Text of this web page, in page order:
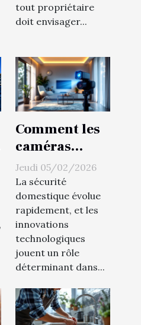
tout propriétaire
doit envisager...
Comment les
caméras
espion
peuvent
transformer
votre sécurité
domestique ?
Jeudi 05/02/2026
La sécurité
domestique évolue
rapidement, et les
innovations
technologiques
jouent un rôle
déterminant dans...